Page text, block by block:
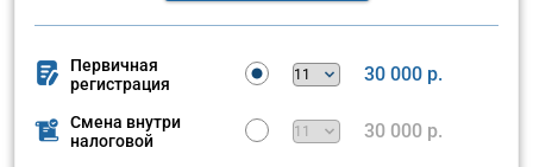
Первичная
регистрация
30 000 р.
Смена внутри
налоговой
30 000 р.